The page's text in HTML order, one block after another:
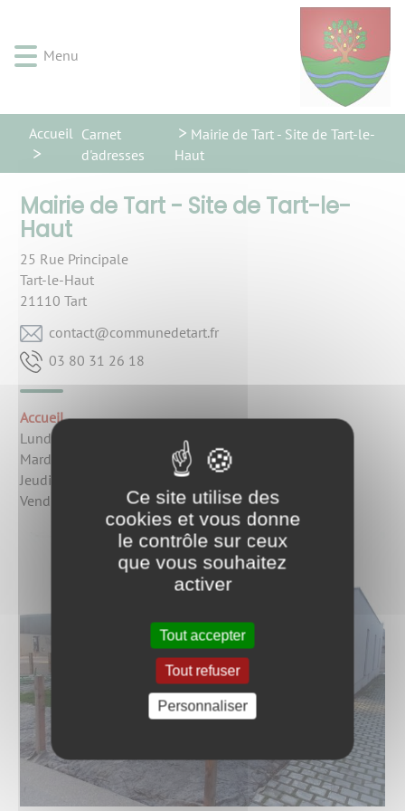
rapide
au
rapide
au
principal
rapide
recherche
rapide
au
de
page
Menu
Accueil Carnet
d'adresses
Mairie de Tart - Site de Tart-le-
Haut
Mairie de Tart - Site de Tart-le-
Haut
25 Rue Principale
Tart-le-Haut
21110 Tart
rf.tratedenummoc@tcatnoc
81 62 13 08 30
Accueil
Lundi : 11h00 – 16h00
Mardi : 14h00 – 17h00
Jeudi : 09h00 – 12h00
Vendredi : 14h00 – 16h00Ce site utilise des
cookies et vous donne
le contrôle sur ceux
que vous souhaitez
activer
Tout accepter
Tout refuser
Personnaliser